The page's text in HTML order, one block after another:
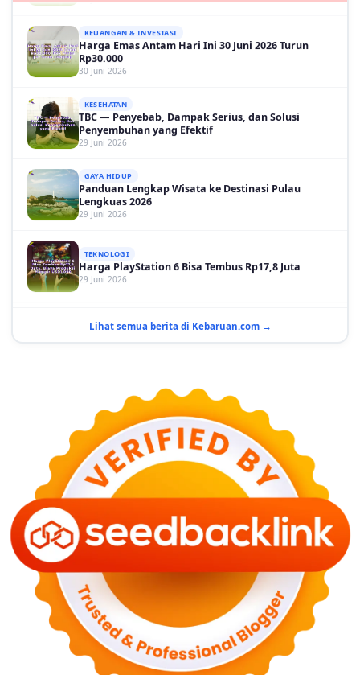
Rp30.000
30 Juni 2026
Penyembuhan yang Efektif
29 Juni 2026
Lengkuas 2026
29 Juni 2026
Harga PlayStation 6 Bisa Tembus Rp17,8 Juta
29 Juni 2026
Terduga
29 Juni 2026
29 Juni 2026
NASIONAL
PLN Kalimantan Lakukan Manajemen Beban
Akibat Gangguan PLTGU
29 Juni 2026
Harga Minyak Dunia Hari Ini Naik, WTI dan Brent
Sama-sama Menguat
30 Juni 2026
GAYA HIDUP
Sinopsis Film Marauders, Misteri Perampokan
Bank dengan Konspirasi Tersembunyi
30 Juni 2026
OLAH RAGA
Hasil Brasil vs Jepang 2-1: Comeback Dramatis, Gol
Lihat semua berita di Kebaruan.com →